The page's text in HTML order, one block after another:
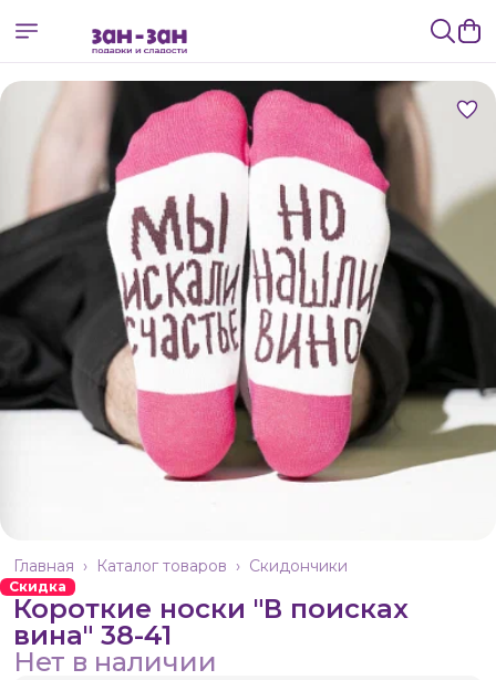
Скидончики
Каталог товаров ›
Главная ›
Скидка
Короткие носки "В поисках
вина" 38-41
Нет в наличии